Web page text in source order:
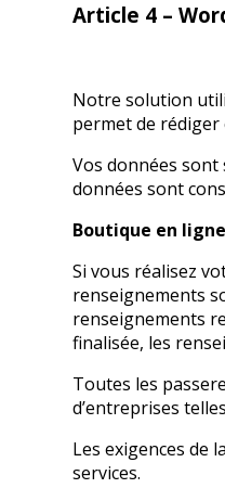
Article 4 –
Notre solution
permet de
Vos données sont
données sont
Boutique en
Si vous réalisez
renseignements
renseignements
finalisée, les
Toutes les
d’entreprises
Les exigences de
services.